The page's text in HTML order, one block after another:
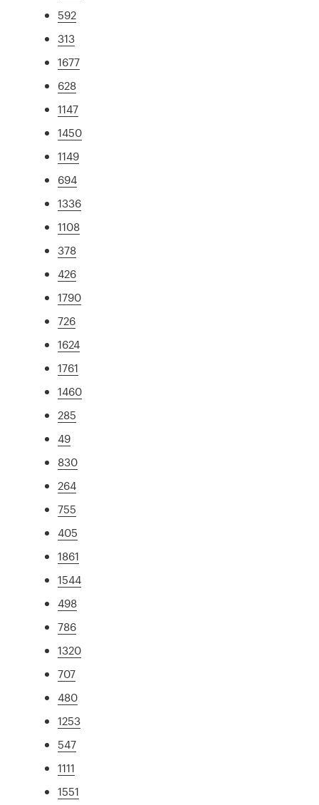
592
313
1677
628
1147
1450
1149
694
1336
1108
378
426
1790
726
1624
1761
1460
285
49
830
264
755
405
1861
1544
498
786
1320
707
480
1253
547
1111
1551